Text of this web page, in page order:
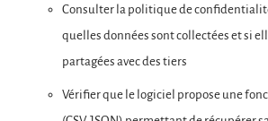
Consulter la politique de
quelles données sont collectées et si
partagées avec des tiers
Vérifier que le logiciel propose une